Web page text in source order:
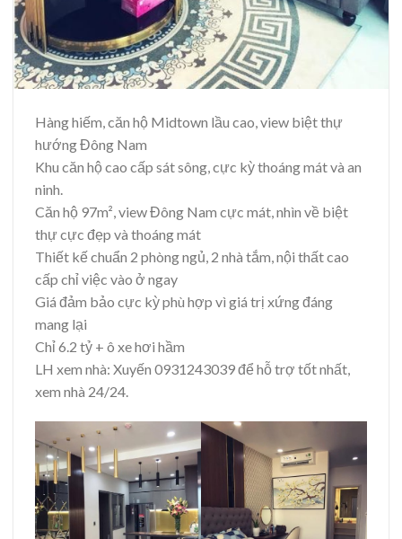
Hàng hiếm, căn hộ Midtown lầu cao, view biệt thự
hướng Đông Nam
Khu căn hộ cao cấp sát sông, cực kỳ thoáng mát và an
ninh.
Căn hộ 97m², view Đông Nam cực mát, nhìn về biệt
thự cực đẹp và thoáng mát
Thiết kế chuẩn 2 phòng ngủ, 2 nhà tắm, nội thất cao
cấp chỉ việc vào ở ngay
Giá đảm bảo cực kỳ phù hợp vì giá trị xứng đáng
mang lại
Chỉ 6.2 tỷ + ô xe hơi hầm
LH xem nhà: Xuyến 0931243039 để hỗ trợ tốt nhất,
xem nhà 24/24.